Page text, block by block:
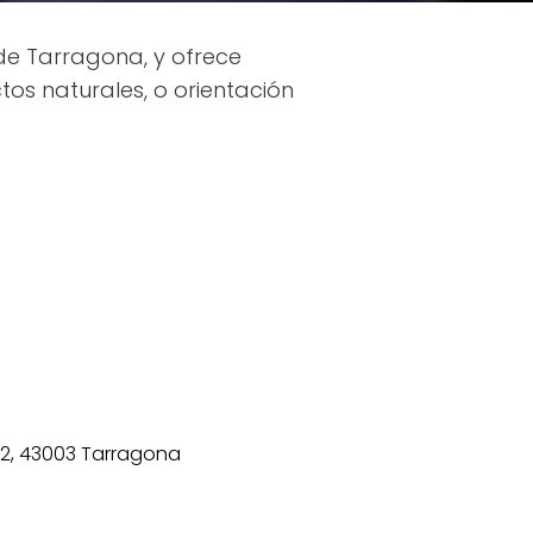
Tarragona, y ofrece
naturales, o orientación
43003 Tarragona